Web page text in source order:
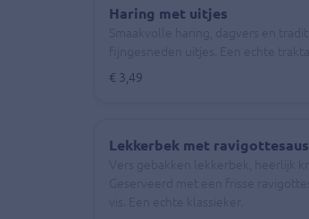
Haring met uitjes
€ 3,49
Lekkerbek met ravigottesaus